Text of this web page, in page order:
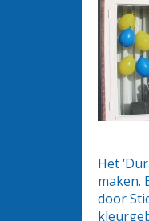
Het
maken.
door